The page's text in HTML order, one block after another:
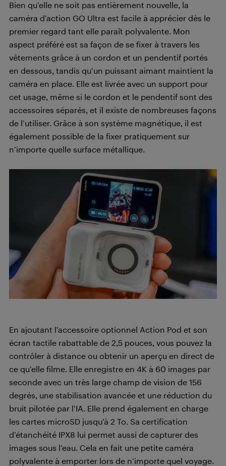
Bien qu’elle ne soit pas entièrement nouvelle, la
caméra d’action GO Ultra est facile à apprécier dès le
premier regard tant elle paraît polyvalente. Mon
aspect préféré est sa façon de se fixer à travers les
vêtements grâce à un cordon et un pendentif portés
en dessous, tandis qu’un puissant aimant maintient la
caméra en place. Elle est livrée avec un support pour
cet usage, même si le cordon et le pendentif sont des
accessoires séparés, et il existe de nombreuses façons
de l’utiliser. Grâce à son système magnétique, il est
également possible de la fixer pratiquement sur
n’importe quelle surface métallique.
En ajoutant l’accessoire optionnel Action Pod et son
écran tactile rabattable de 2,5 pouces, vous pouvez la
contrôler à distance ou obtenir un aperçu en direct de
ce qu’elle filme. Elle enregistre en 4K à 60 images par
seconde avec un très large champ de vision de 156
degrés, une stabilisation avancée et une réduction du
bruit pilotée par l’IA. Elle prend également en charge
les cartes microSD jusqu’à 2 To. Sa certification
d’étanchéité IPX8 lui permet aussi de capturer des
images sous l’eau. Cela en fait une petite caméra
polyvalente à emporter lors de n’importe quel voyage.